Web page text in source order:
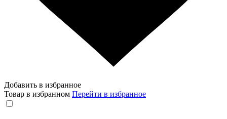
Добавить в избранное
Товар в избранном Перейти в избранное